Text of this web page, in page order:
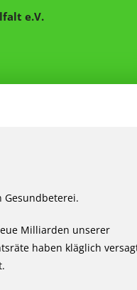
e.V.
Gesundbeterei.
Milliarden unserer
haben kläglich